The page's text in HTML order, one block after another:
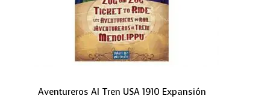
Aventureros Al Tren USA 1910 Expansión